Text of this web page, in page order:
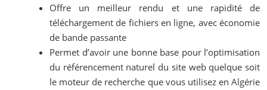
Offre un meilleur rendu et une rapidité de
téléchargement de fichiers en ligne, avec économie
de bande passante
Permet d’avoir une bonne base pour l’optimisation
du référencement naturel du site web quelque soit
le moteur de recherche que vous utilisez en Algérie